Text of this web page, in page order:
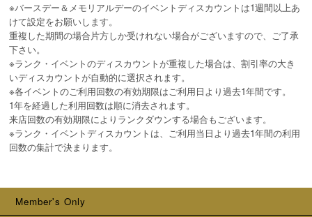
※バースデー＆メモリアルデーのイベントディスカウントは1週間以上あ
けて設定をお願いします。
重複した期間の場合片方しか受けれない場合がございますので、ご了承
下さい。
※ランク・イベントのディスカウントが重複した場合は、割引率の大き
いディスカウントが自動的に選択されます。
※各イベントのご利用回数の有効期限はご利用日より過去1年間です。
1年を経過した利用回数は順に消去されます。
来店回数の有効期限によりランクダウンする場合もございます。
※ランク・イベントディスカウントは、ご利用当日より過去1年間の利用
回数の集計で決まります。
Member's Only